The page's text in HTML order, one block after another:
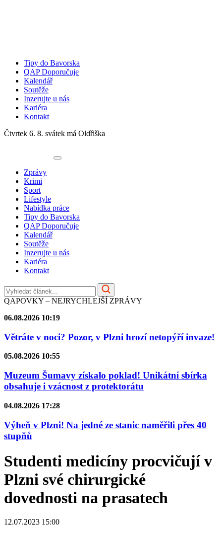
Tipy do Bavorska
QAP Doporučuje
Kalendář
Soutěže
Inzerujte u nás
Kariéra
Kontakt
Čtvrtek 6. 8. svátek má Oldřiška
Zprávy
Krimi
Sport
Lifestyle
Nabídka práce
Tipy do Bavorska
QAP Doporučuje
Kalendář
Soutěže
Inzerujte u nás
Kariéra
Kontakt
QAPOVKY – NEJRYCHLEJŠÍ ZPRÁVY
06.08.2026 10:19
Větráte v noci? Pozor, v Plzni hrozí netopýří invaze!
05.08.2026 10:55
Muzeum Šumavy získalo poklad! Unikátní sbírka
obsahuje i vzácnost z protektorátu
04.08.2026 17:28
Výheň v Plzni! Na jedné ze stanic naměřili přes 40
stupňů
Studenti medicíny procvičují v
Plzni své chirurgické
dovednosti na prasatech
12.07.2023 15:00